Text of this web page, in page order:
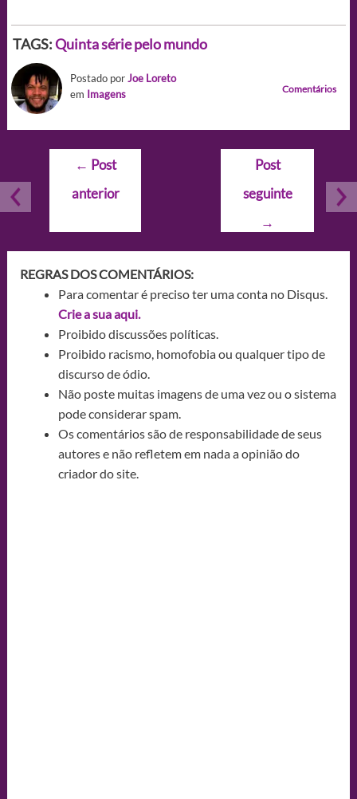
TAGS:Quinta série pelo mundo
Postado porJoe Loreto
em Imagens Comentários
Navegação
Post
← Post
anterior
Post
seguinte
→
REGRAS DOS COMENTÁRIOS:
Para comentar é preciso ter uma conta no Disqus.
Crie a sua aqui.
Proibido discussões políticas.
Proibido racismo, homofobia ou qualquer tipo de
discurso de ódio.
Não poste muitas imagens de uma vez ou o sistema
pode considerar spam.
Os comentários são de responsabilidade de seus
autores e não refletem em nada a opinião do
criador do site.